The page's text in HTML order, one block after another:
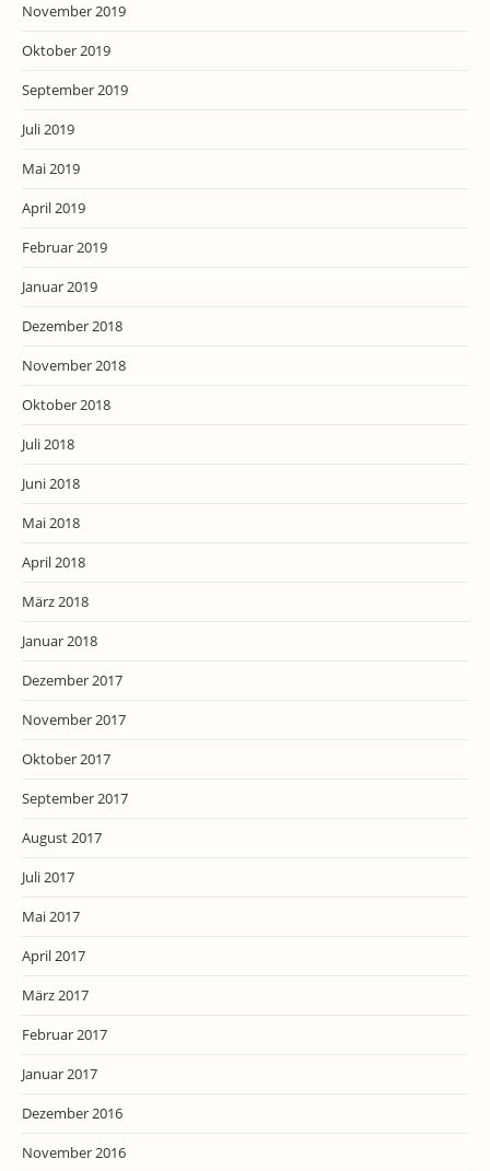
November 2019
Oktober 2019
September 2019
Juli 2019
Mai 2019
April 2019
Februar 2019
Januar 2019
Dezember 2018
November 2018
Oktober 2018
Juli 2018
Juni 2018
Mai 2018
April 2018
März 2018
Januar 2018
Dezember 2017
November 2017
Oktober 2017
September 2017
August 2017
Juli 2017
Mai 2017
April 2017
März 2017
Februar 2017
Januar 2017
Dezember 2016
November 2016